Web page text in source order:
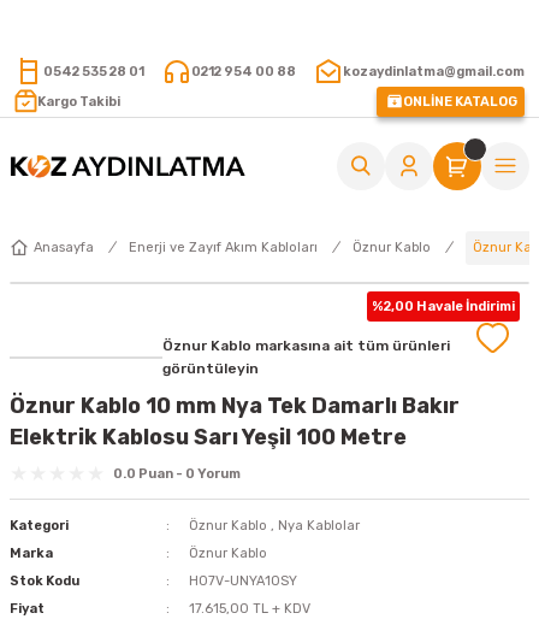
0542 535 28 01 0212 954 00 88
kozaydinlatma@gmail.com
Kargo Takibi
ONLİNE KATALOG
Anasayfa Enerji ve Zayıf Akım Kabloları Öznur Kablo Öznur
%2,00 Havale İndirimi
Öznur Kablo markasına ait tüm ürünleri
görüntüleyin
Öznur Kablo 10 mm Nya Tek Damarlı Bakır
Elektrik Kablosu Sarı Yeşil 100 Metre
0.0 Puan - 0 Yorum
Kategori Öznur Kablo , Nya Kablolar
Marka
Öznur Kablo
Stok Kodu
H07V-UNYA10SY
Fiyat
17.615,00 TL + KDV